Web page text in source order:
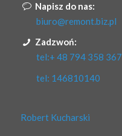
Napisz do nas:
biuro@remont.biz.pl
Zadzwoń:
tel:+ 48 794 358 367
tel: 146810140
Robert Kucharski